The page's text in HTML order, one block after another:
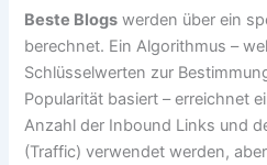
Beste Blogs werden über ein
berechnet. Ein Algorithmus –
Schlüsselwerten zur
Popularität basiert – erreichnet
Anzahl der Inbound Links und
(Traffic) verwendet werden,